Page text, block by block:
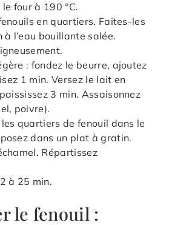
four à 190 °C.
en quartiers. Faites-les
à l’eau bouillante salée.
: fondez le beurre, ajoutez
1 min. Versez le lait en
3 min. Assaisonnez
poivre).
quartiers de fenouil dans le
dans un plat à gratin.
Répartissez
à 25 min.
le fenouil :